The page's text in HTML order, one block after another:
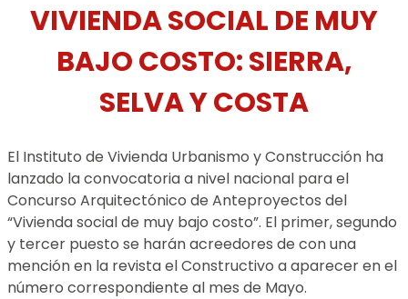
VIVIENDA SOCIAL DE MUY
BAJO COSTO: SIERRA,
SELVA Y COSTA
El Instituto de Vivienda Urbanismo y Construcción ha
lanzado la convocatoria a nivel nacional para el
Concurso Arquitectónico de Anteproyectos del
“Vivienda social de muy bajo costo”. El primer, segundo
y tercer puesto se harán acreedores de con una
mención en la revista el Constructivo a aparecer en el
número correspondiente al mes de Mayo.